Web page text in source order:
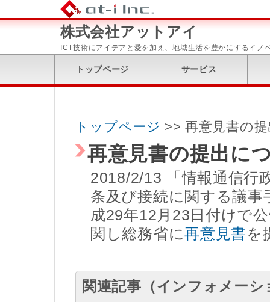
ICT技術にアイデアと愛を加え、地域生活を豊かにするイノ
株式会社アットアイ
トップページ サービス
トップページ >> 再意見書の
再意見書の提出に
2018/2/13 「情報通信行
条及び接続に関する議事
成29年12月23日付けで
関し総務省に再意見書を
関連記事（インフォメーシ